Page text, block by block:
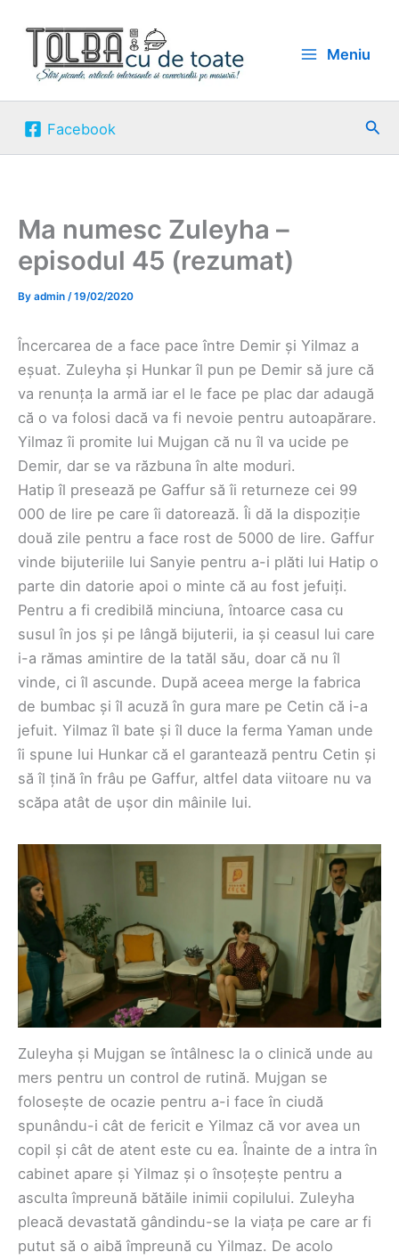
content
Meniu
Facebook
Ma numesc Zuleyha –
episodul 45 (rezumat)
By admin /19/02/2020
Încercarea de a face pace între Demir și Yilmaz a
eșuat. Zuleyha și Hunkar îl pun pe Demir să jure că
va renunța la armă iar el le face pe plac dar adaugă
că o va folosi dacă va fi nevoie pentru autoapărare.
Yilmaz îi promite lui Mujgan că nu îl va ucide pe
Demir, dar se va răzbuna în alte moduri.
Hatip îl presează pe Gaffur să îi returneze cei 99
000 de lire pe care îi datorează. Îi dă la dispoziție
două zile pentru a face rost de 5000 de lire. Gaffur
vinde bijuteriile lui Sanyie pentru a-i plăti lui Hatip o
parte din datorie apoi o minte că au fost jefuiți.
Pentru a fi credibilă minciuna, întoarce casa cu
susul în jos și pe lângă bijuterii, ia și ceasul lui care
i-a rămas amintire de la tatăl său, doar că nu îl
vinde, ci îl ascunde. După aceea merge la fabrica
de bumbac și îl acuză în gura mare pe Cetin că i-a
jefuit. Yilmaz îl bate și îl duce la ferma Yaman unde
îi spune lui Hunkar că el garantează pentru Cetin și
să îl țină în frâu pe Gaffur, altfel data viitoare nu va
scăpa atât de ușor din mâinile lui.
Zuleyha și Mujgan se întâlnesc la o clinică unde au
mers pentru un control de rutină. Mujgan se
folosește de ocazie pentru a-i face în ciudă
spunându-i cât de fericit e Yilmaz că vor avea un
copil și cât de atent este cu ea. Înainte de a intra în
cabinet apare și Yilmaz și o însoțește pentru a
asculta împreună bătăile inimii copilului. Zuleyha
pleacă devastată gândindu-se la viața pe care ar fi
putut să o aibă împreună cu Yilmaz. De acolo